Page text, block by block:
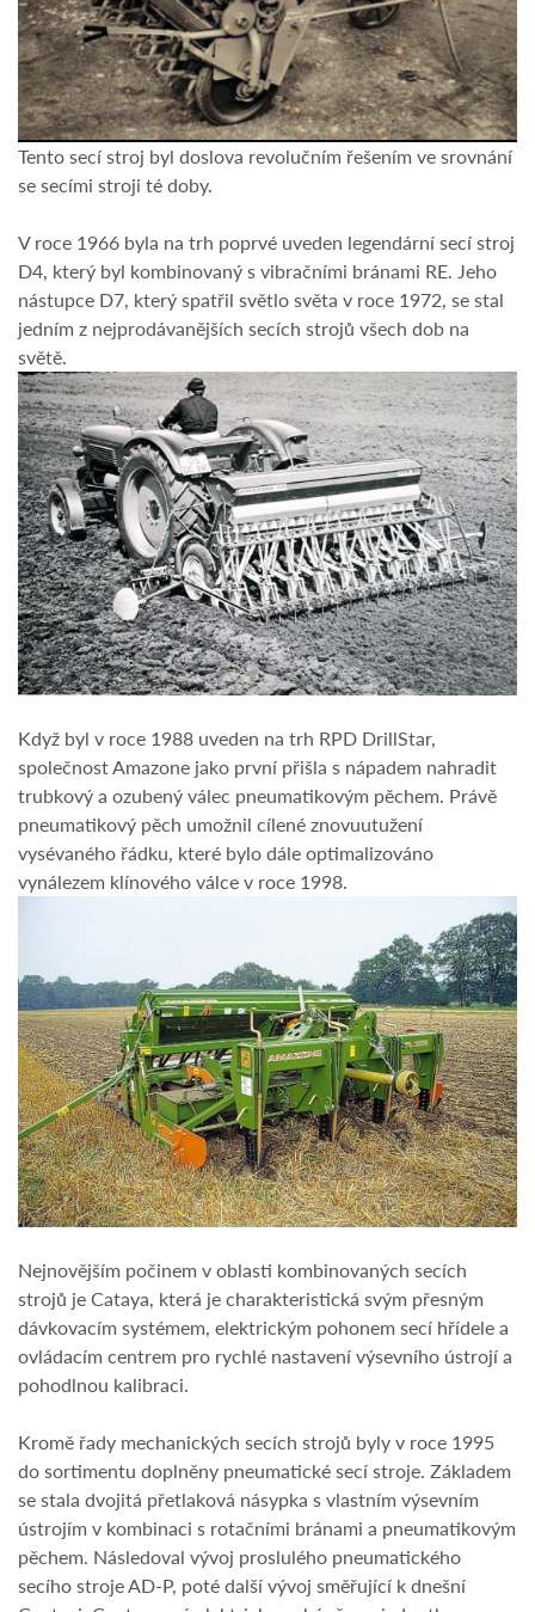
Tento secí stroj byl doslova revolučním řešením ve srovnání
se secími stroji té doby.
V roce 1966 byla na trh poprvé uveden legendární secí stroj
D4, který byl kombinovaný s vibračními bránami RE. Jeho
nástupce D7, který spatřil světlo světa v roce 1972, se stal
jedním z nejprodávanějších secích strojů všech dob na
světě.
Když byl v roce 1988 uveden na trh RPD DrillStar,
společnost Amazone jako první přišla s nápadem nahradit
trubkový a ozubený válec pneumatikovým pěchem. Právě
pneumatikový pěch umožnil cílené znovuutužení
vysévaného řádku, které bylo dále optimalizováno
vynálezem klínového válce v roce 1998.
Nejnovějším počinem v oblasti kombinovaných secích
strojů je Cataya, která je charakteristická svým přesným
dávkovacím systémem, elektrickým pohonem secí hřídele a
ovládacím centrem pro rychlé nastavení výsevního ústrojí a
pohodlnou kalibraci.
Kromě řady mechanických secích strojů byly v roce 1995
do sortimentu doplněny pneumatické secí stroje. Základem
se stala dvojitá přetlaková násypka s vlastním výsevním
ústrojím v kombinaci s rotačními bránami a pneumatikovým
pěchem. Následoval vývoj proslulého pneumatického
secího stroje AD-P, poté další vývoj směřující k dnešní